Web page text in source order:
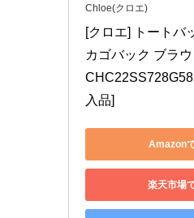
Chloe(クロエ)
[クロエ] トートバ
カゴバック ブラ
入品]
Amazon
楽天市場